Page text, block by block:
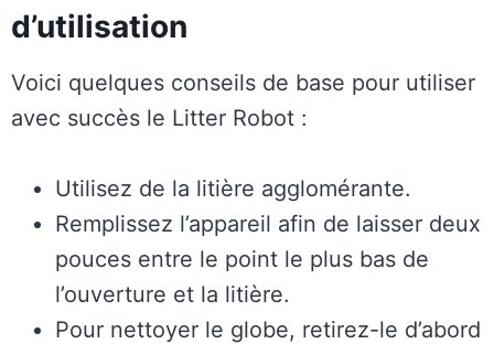
d’utilisation
Voici quelques conseils de base pour utiliser
avec succès le Litter Robot :
Utilisez de la litière agglomérante.
Remplissez l’appareil afin de laisser deux
pouces entre le point le plus bas de
l’ouverture et la litière.
Pour nettoyer le globe, retirez-le d’abord